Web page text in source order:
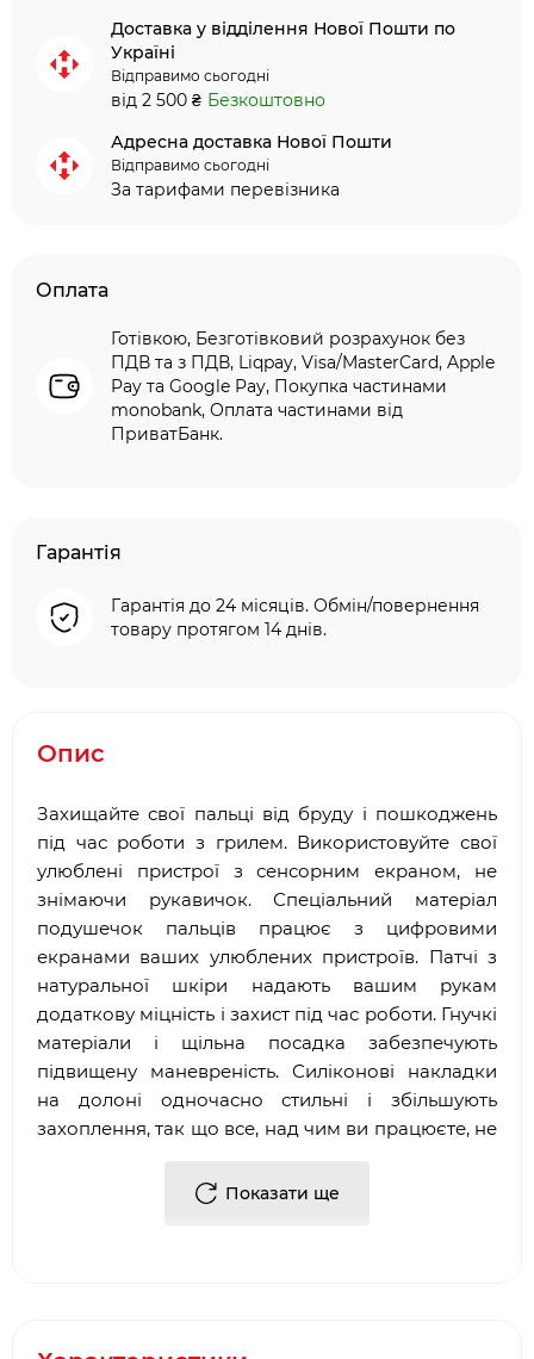
Доставка у відділення Нової Пошти по
Україні
Відправимо сьогодні
від 2 500 ₴ Безкоштовно
Адресна доставка Нової Пошти
Відправимо сьогодні
За тарифами перевізника
Оплата
Готівкою, Безготівковий розрахунок без
ПДВ та з ПДВ, Liqpay, Visa/MasterCard, Apple
Pay та Google Pay, Покупка частинами
monobank, Оплата частинами від
ПриватБанк.
Гарантія
Гарантія до 24 місяців. Обмін/повернення
товару протягом 14 днів.
Опис
Захищайте свої пальці від бруду і пошкоджень
під час роботи з грилем. Використовуйте свої
улюблені пристрої з сенсорним екраном, не
знімаючи рукавичок. Спеціальний матеріал
подушечок пальців працює з цифровими
екранами ваших улюблених пристроїв. Патчі з
натуральної шкіри надають вашим рукам
додаткову міцність і захист під час роботи. Гнучкі
матеріали і щільна посадка забезпечують
підвищену маневреність. Силіконові накладки
на долоні одночасно стильні і збільшують
захоплення, так що все, над чим ви працюєте, не
Показати ще